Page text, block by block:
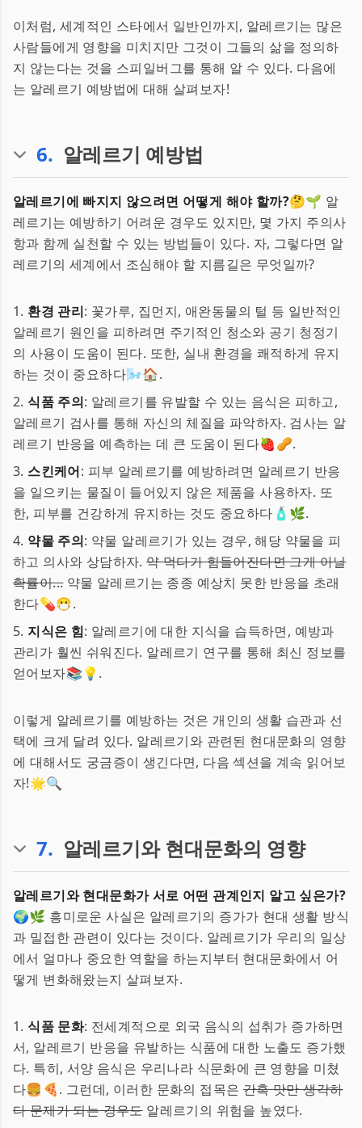
이처럼, 세계적인 스타에서 일반인까지, 알레르기는 많은
사람들에게 영향을 미치지만 그것이 그들의 삶을 정의하
지 않는다는 것을 스피일버그를 통해 알 수 있다. 다음에
는 알레르기 예방법에 대해 살펴보자!
6. 알레르기 예방법
알레르기에 빠지지 않으려면 어떻게 해야 할까?🤔🌱 알
레르기는 예방하기 어려운 경우도 있지만, 몇 가지 주의사
항과 함께 실천할 수 있는 방법들이 있다. 자, 그렇다면 알
레르기의 세계에서 조심해야 할 지름길은 무엇일까?
1. 환경 관리: 꽃가루, 집먼지, 애완동물의 털 등 일반적인
알레르기 원인을 피하려면 주기적인 청소와 공기 청정기
의 사용이 도움이 된다. 또한, 실내 환경을 쾌적하게 유지
하는 것이 중요하다🌬️🏠.
2. 식품 주의: 알레르기를 유발할 수 있는 음식은 피하고,
알레르기 검사를 통해 자신의 체질을 파악하자. 검사는 알
레르기 반응을 예측하는 데 큰 도움이 된다🍓🥜.
3. 스킨케어: 피부 알레르기를 예방하려면 알레르기 반응
을 일으키는 물질이 들어있지 않은 제품을 사용하자. 또
한, 피부를 건강하게 유지하는 것도 중요하다🧴🌿.
4. 약물 주의: 약물 알레르기가 있는 경우, 해당 약물을 피
하고 의사와 상담하자.약 먹다가 힘들어진다면 그게 아닐
확률이...약물 알레르기는 종종 예상치 못한 반응을 초래
한다💊😷.
5. 지식은 힘: 알레르기에 대한 지식을 습득하면, 예방과
관리가 훨씬 쉬워진다. 알레르기 연구를 통해 최신 정보를
얻어보자📚💡.
이렇게 알레르기를 예방하는 것은 개인의 생활 습관과 선
택에 크게 달려 있다. 알레르기와 관련된 현대문화의 영향
에 대해서도 궁금증이 생긴다면, 다음 섹션을 계속 읽어보
자!🌟🔍
7. 알레르기와 현대문화의 영향
알레르기와 현대문화가 서로 어떤 관계인지 알고 싶은가?
🌍🌿 흥미로운 사실은 알레르기의 증가가 현대 생활 방식
과 밀접한 관련이 있다는 것이다. 알레르기가 우리의 일상
에서 얼마나 중요한 역할을 하는지부터 현대문화에서 어
떻게 변화해왔는지 살펴보자.
1. 식품 문화: 전세계적으로 외국 음식의 섭취가 증가하면
서, 알레르기 반응을 유발하는 식품에 대한 노출도 증가했
다. 특히, 서양 음식은 우리나라 식문화에 큰 영향을 미쳤
다🍔🍕. 그런데, 이러한 문화의 접목은간혹 맛만 생각하
다 문제가 되는 경우도알레르기의 위험을 높였다.